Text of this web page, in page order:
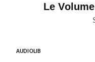
Le
AUDIOLIB